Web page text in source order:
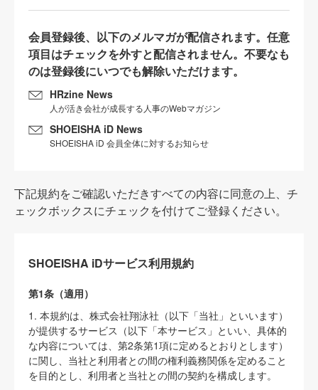
会員登録後、以下のメルマガが配信されます。任意
項目はチェックを外すと配信されません。不要なも
のは登録後にいつでも解除いただけます。
HRzine News
人が活き会社が成長する人事のWebマガジン
SHOEISHA iD News
SHOEISHA iD 会員全体に対するお知らせ
下記規約をご確認いただきすべての内容に同意の上、チ
ェックボックスにチェックを付けてご登録ください。
SHOEISHA iDサービス利用規約
第1条（適用）
1. 本規約は、株式会社翔泳社（以下「当社」といいます）
が提供するサービス（以下「本サービス」といい、具体的
な内容については、第2条第1項に定めるとおりとします）
に関し、当社と利用者との間の権利義務関係を定めること
を目的とし、利用者と当社との間の契約を構成します。